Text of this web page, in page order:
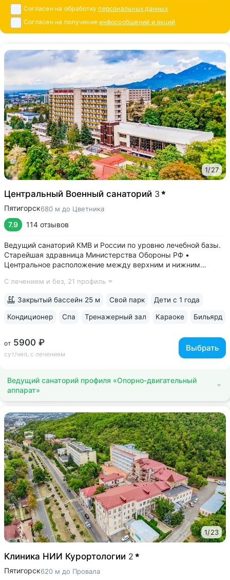
Согласен на обработку персональных данных
Согласен на получение инфосообщений и акций
1/27
Центральный Военный санаторий 3
Пятигорск680 м до Цветника
7.9 114 отзывов
Ведущий санаторий КМВ и России по уровню лечебной базы.
Старейшая здравница Министерства Обороны РФ •
Центральное расположение между верхним и нижним
арфа, бульвар Гагарина, нижний — Дом-музей Лермонтова,
С лечением и без, 21 профиль
от 5900 ₽
сут/чел, с лечением
Выбрать
Закрытый бассейн 25 м Свой парк Дети с 1 года
Кондиционер Спа Тренажерный зал Караоке Бильярд
Ведущий санаторий профиля «Опорно-двигательный
аппарат»
1/23
Клиника НИИ Курортологии 2
Пятигорск620 м до Провала